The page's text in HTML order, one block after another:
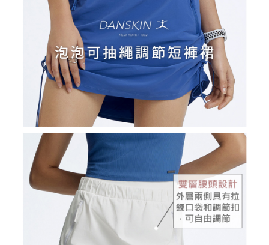
2.基於同意付款使用「大哥付你分期」之契約關係目的，商店將以您的個人
資料（包含姓名、電話或地址）提供予台灣大哥大進項蒐集、處理及利用，
由本公司與您本人進行分期帳單所需資料之確認、核對及更正。
3.完整用戶服務條款，請詳閱以下連結：https://oppay.tw/userRule
後付繳納相關費用。
※ 交易是否成功請以「AFTEE先享後付 」之結帳頁面顯示為準，若有關於
是否繳費成功／繳費後需取消欲退款等相關疑問，請聯繫「AFTEE先享後付
客戶支援中心」
https://netprotections.freshdesk.com/support/home
【注意事項】
１．透過由恩沛科技股份有限公司提供之「AFTEE先享後付」服務完成之交
易，需依本服務之必要範圍內提供個人資料，並將交易相關給付款項請求債
權轉讓予恩沛科技股份有限公司。
２．關於個人資料處理事宜，請瀏覽以下網址：
https://aftee.tw/terms/#terms3
３．未成年的使用者請事先徵得法定代理人或監護人之同意方可使用
「AFTEE先享後付」，若未經同意申辦者引起之損失，本公司不負相關責
４．使用「AFTEE先享後付」時，將依據個別帳號之用戶狀況，依本公司即
時審查核予不同之上限額度；若仍有額度不足之情形，本公司將視審查結果
請求用戶進行身份認證。
５．嚴禁一人註冊多個帳號或使用他人資訊註冊。若發現惡意使用之情形，
恩沛科技股份有限公司將有權停止該用戶之使用額度並採取法律行動。
付款後萊爾富取貨
7-11取貨付款
付款後7-11取貨
離島宅配
免運費